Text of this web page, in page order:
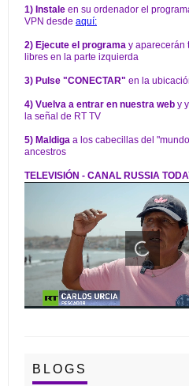
1) Instale en su ordenador el
VPN desde aquí:
2) Ejecute el programa y aparecerán
libres en la parte izquierda
3) Pulse "CONECTAR" en la
4) Vuelva a entrar en nuestra web y
la señal de RT TV
5) Maldiga a los cabecillas del
ancestros
TELEVISIÓN - CANAL RUSSIA
BLOGS